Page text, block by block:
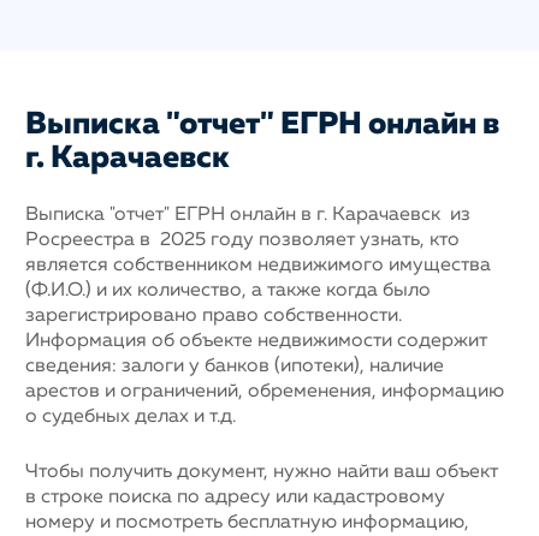
Выписка "отчет" ЕГРН онлайн в
г. Карачаевск
Выписка "отчет" ЕГРН онлайн в г. Карачаевск из
Росреестра в 2025 году позволяет узнать, кто
является собственником недвижимого имущества
(Ф.И.О.) и их количество, а также когда было
зарегистрировано право собственности.
Информация об объекте недвижимости содержит
сведения: залоги у банков (ипотеки), наличие
арестов и ограничений, обременения, информацию
о судебных делах и т.д.
Чтобы получить документ, нужно найти ваш объект
в строке поиска по адресу или кадастровому
номеру и посмотреть бесплатную информацию,